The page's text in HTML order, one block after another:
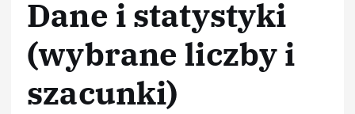
Dane i statystyki
(wybrane liczby i
szacunki)